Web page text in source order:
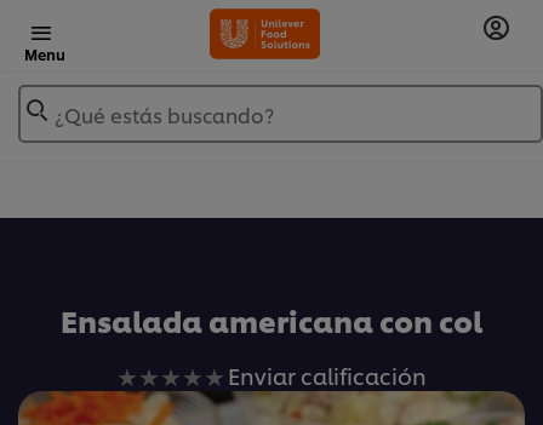
Menu
¿Qué estás buscando?
Ensalada americana con col
No
se
Enviar calificación